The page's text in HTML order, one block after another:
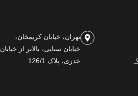
تهران، خیابان کریمخان،
خیابان سنایی، بالاتر از خیابان
خدری، پلاک 126/1